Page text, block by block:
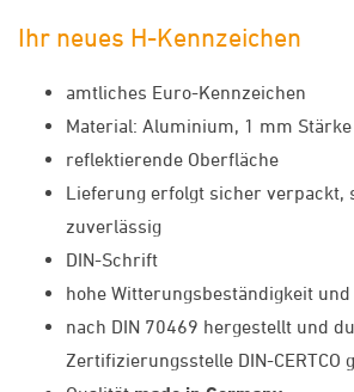
Ihr neues H-Kennzeichen
amtliches Euro-Kennzeichen
Material: Aluminium, 1 mm Stärke
reflektierende Oberfläche
Lieferung erfolgt sicher verpackt,
zuverlässig
DIN-Schrift
hohe Witterungsbeständigkeit
nach DIN 70469 hergestellt und
Zertifizierungsstelle DIN-CERTCO